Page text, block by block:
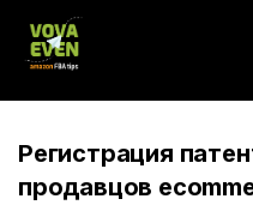
Регистрация
продавцов